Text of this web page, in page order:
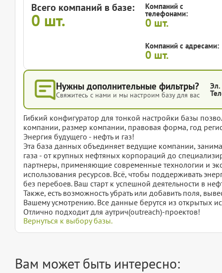
Всего компаний в базе:
0 шт.
Компаний с
телефонами:
0 шт.
Компаний с адресами:
0 шт.
Нужны дополнительные фильтры?
Свяжитесь с нами и мы настроим базу для вас
Эл.
Гибкий конфигуратор для тонкой настройки базы
компании, размер компании, правовая форма, год
Энергия будущего - нефть и газ!
Эта база данных объединяет ведущие компании,
газа - от крупных нефтяных корпораций до
партнеры, применяющие современные технологии и
использования ресурсов. Всё, чтобы поддерживать
без перебоев. Ваш старт к успешной деятельности в
Также, есть возможность убрать или добавить поля,
Вашему усмотрению. Все данные берутся из открытых
Отлично подходит для аутрич(outreach)-проектов!
Вернуться к выбору базы.
Вам может быть интересно: